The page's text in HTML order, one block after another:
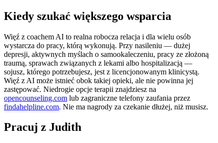
Kiedy szukać większego wsparcia
Więź z coachem AI to realna robocza relacja i dla wielu osób
wystarcza do pracy, którą wykonują. Przy nasileniu — dużej
depresji, aktywnych myślach o samookaleczeniu, pracy ze złożoną
traumą, sprawach związanych z lekami albo hospitalizacją —
sojusz, którego potrzebujesz, jest z licencjonowanym klinicystą.
Więź z AI może istnieć obok takiej opieki, ale nie powinna jej
zastępować. Niedrogie opcje terapii znajdziesz na
opencounseling.com lub zagraniczne telefony zaufania przez
findahelpline.com. Nie ma nagrody za czekanie dłużej, niż musisz.
Pracuj z Judith